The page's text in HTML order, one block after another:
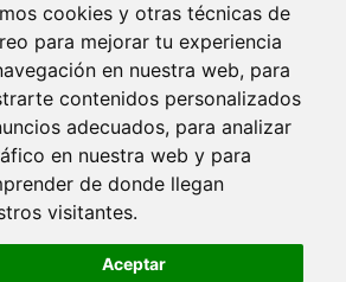
cookies y otras técnicas de
para mejorar tu experiencia
en nuestra web, para
contenidos personalizados
adecuados, para analizar
en nuestra web y para
de donde llegan
visitantes.
Aceptar
cookies y otras técnicas de
para mejorar tu experiencia
en nuestra web, para
contenidos personalizados
adecuados, para analizar
en nuestra web y para
de donde llegan
visitantes.
Aceptar
nave 10. >
de Cookies